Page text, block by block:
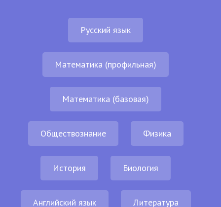
Русский язык
Математика (профильная)
Математика (базовая)
Обществознание Физика
История Биология
Английский язык Литература